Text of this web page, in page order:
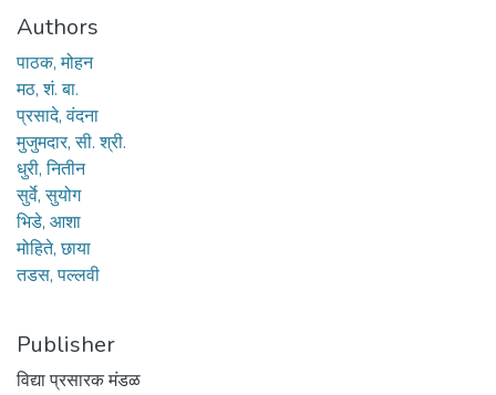
Authors
पाठक, मोहन
मठ, शं. बा.
प्रसादे, वंदना
मुजुमदार, सी. श्री.
धुरी, नितीन
सुर्वे, सुयोग
भिडे, आशा
मोहिते, छाया
तडस, पल्लवी
Publisher
विद्या प्रसारक मंडळ